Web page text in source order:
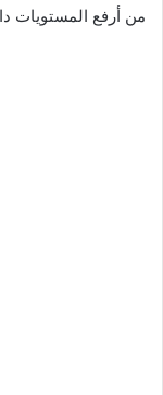
من أرفع المستويات